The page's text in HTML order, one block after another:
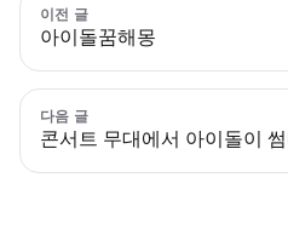
이전 글
아이돌꿈해몽
다음 글
콘서트 무대에서 아이돌이